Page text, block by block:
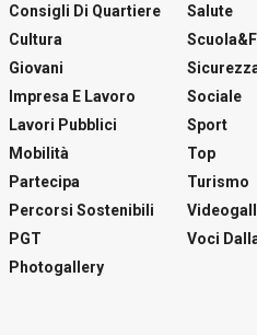
Consigli Di Quartiere
Cultura
Giovani
Impresa E Lavoro
Lavori Pubblici
Mobilità
Partecipa
Percorsi Sostenibili
PGT
Photogallery
Salute
Sociale
Sport
Top
Turismo
Voci